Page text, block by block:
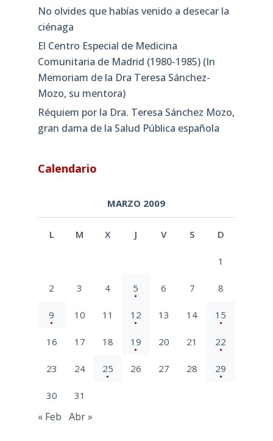
No olvides que habías venido a desecar la
ciénaga
El Centro Especial de Medicina
Comunitaria de Madrid (1980-1985) (In
Memoriam de la Dra Teresa Sánchez-
Mozo, su mentora)
Réquiem por la Dra. Teresa Sánchez Mozo,
gran dama de la Salud Pública española
Calendario
MARZO 2009
L M X J V S D
1
2 3 4 5 6 7 8
9 10 11 12 13 14 15
16 17 18 19 20 21 22
23 24 25 26 27 28 29
30 31
« Feb Abr »